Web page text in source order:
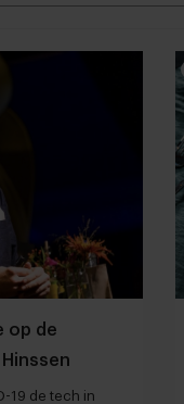
op de
19 de tech in